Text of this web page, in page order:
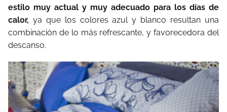
estilo muy actual y muy adecuado para los días de
calor, ya que los colores azul y blanco resultan una
combinación de lo más refrescante, y favorecedora del
descanso.